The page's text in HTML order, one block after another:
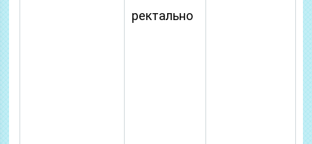
ректально